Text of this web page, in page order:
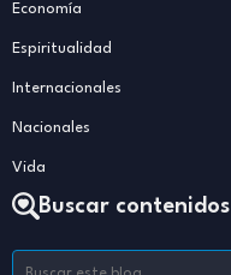
Economía
Espiritualidad
Internacionales
Nacionales
Vida
Buscar contenidos